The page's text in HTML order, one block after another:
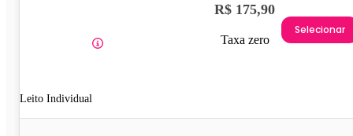
Leito Individual
R$ 175,90
Taxa zero
Selecionar